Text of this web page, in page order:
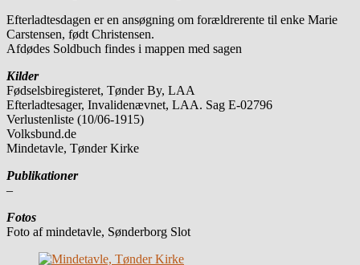
Efterladtesdagen er en ansøgning om forældrerente til enke Marie
Carstensen, født Christensen.
Afdødes Soldbuch findes i mappen med sagen
Kilder
Fødselsbiregisteret, Tønder By, LAA
Efterladtesager, Invalidenævnet, LAA. Sag E-02796
Verlustenliste (10/06-1915)
Volksbund.de
Mindetavle, Tønder Kirke
Publikationer
–
Fotos
Foto af mindetavle, Sønderborg Slot